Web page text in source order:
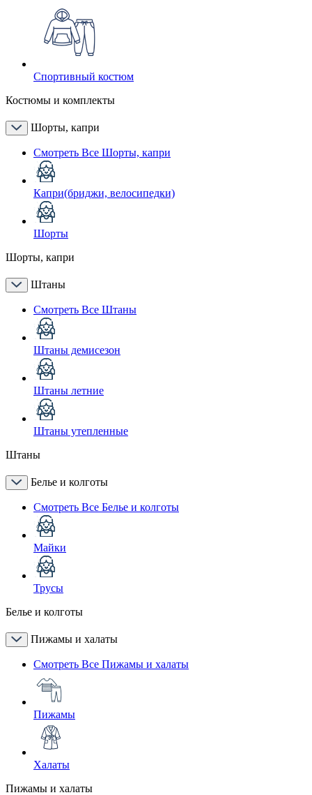
Спортивный костюм
Костюмы и комплекты
Шорты, капри
Смотреть Все Шорты, капри
Капри(бриджи, велосипедки)
Шорты
Шорты, капри
Штаны
Смотреть Все Штаны
Штаны демисезон
Штаны летние
Штаны утепленные
Штаны
Белье и колготы
Смотреть Все Белье и колготы
Майки
Трусы
Белье и колготы
Пижамы и халаты
Смотреть Все Пижамы и халаты
Пижамы
Халаты
Пижамы и халаты